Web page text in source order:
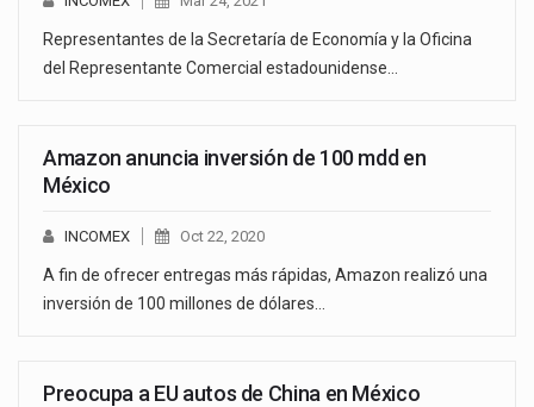
Representantes de la Secretaría de Economía y la Oficina
del Representante Comercial estadounidense…
Amazon anuncia inversión de 100 mdd en
México
INCOMEX Oct 22, 2020
A fin de ofrecer entregas más rápidas, Amazon realizó una
inversión de 100 millones de dólares…
Preocupa a EU autos de China en México